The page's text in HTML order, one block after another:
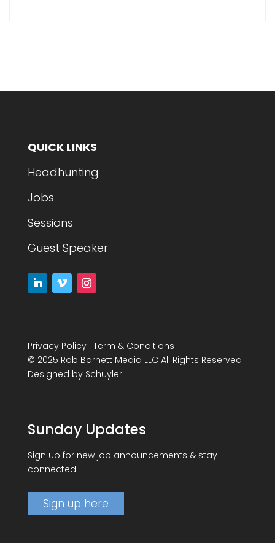
QUICK LINKS
Headhunting
Jobs
Sessions
Guest Speaker
Privacy Policy| Term & Conditions
© 2025 Rob Barnett Media LLC All Rights Reserved
Designed by Schuyler
Sunday Updates
Sign up for new job announcements & stay
connected.
Sign up here